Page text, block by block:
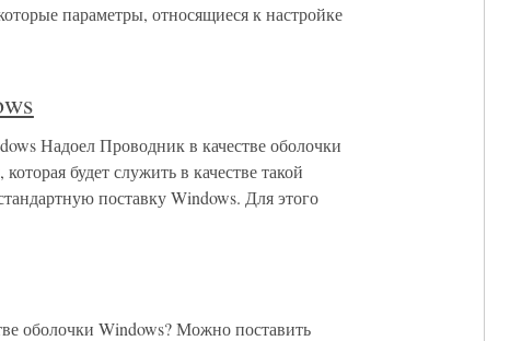
параметры, относящиеся к настройке
Надоел Проводник в качестве оболочки
будет служить в качестве такой
поставку Windows. Для этого
оболочки Windows? Можно поставить